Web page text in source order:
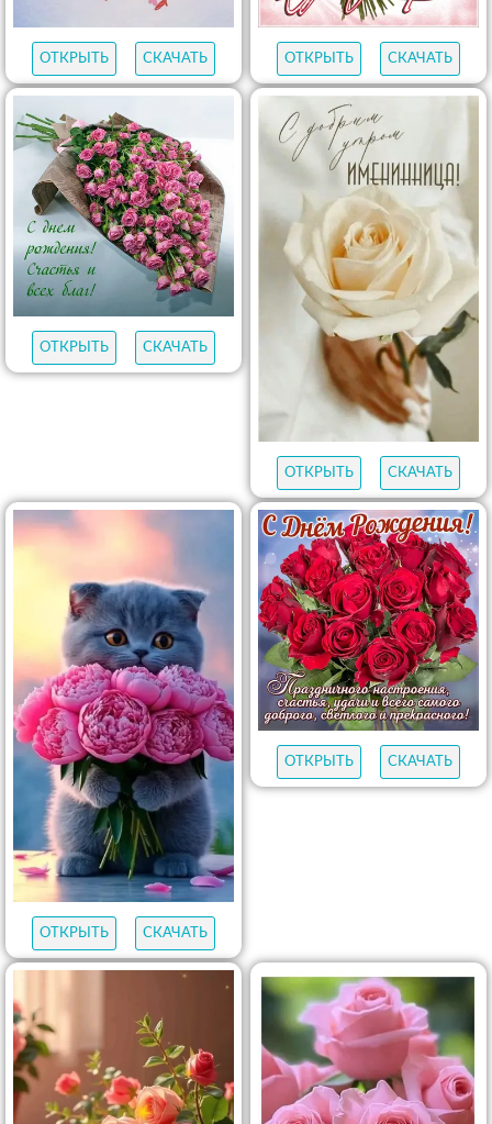
ОТКРЫТЬ СКАЧАТЬ ОТКРЫТЬ СКАЧАТЬ
ОТКРЫТЬ СКАЧАТЬ
ОТКРЫТЬ СКАЧАТЬ
ОТКРЫТЬ СКАЧАТЬ
ОТКРЫТЬ СКАЧАТЬ